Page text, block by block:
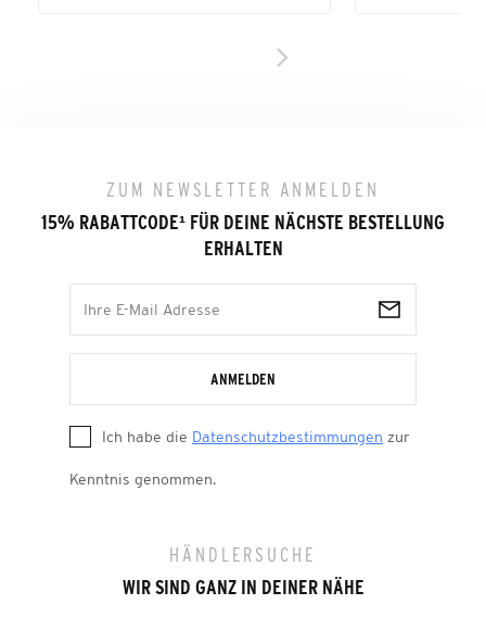
ZUM NEWSLETTER ANMELDEN
15% RABATTCODE¹ FÜR DEINE NÄCHSTE BESTELLUNG
ERHALTEN
ANMELDEN
Ich habe die Datenschutzbestimmungen zur
Kenntnis genommen.
HÄNDLERSUCHE
WIR SIND GANZ IN DEINER NÄHE